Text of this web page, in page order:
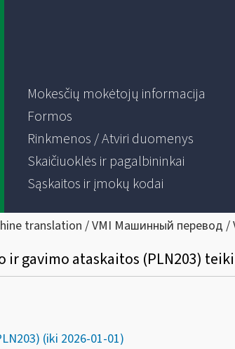
Mokesčių mokėtojų informacija
Formos
Rinkmenos / Atviri duomenys
Skaičiuoklės ir pagalbininkai
Sąskaitos ir įmokų kodai
translation / VMI Машинный перевод
gavimo ataskaitos (PLN203)
(iki 2026-01-01)